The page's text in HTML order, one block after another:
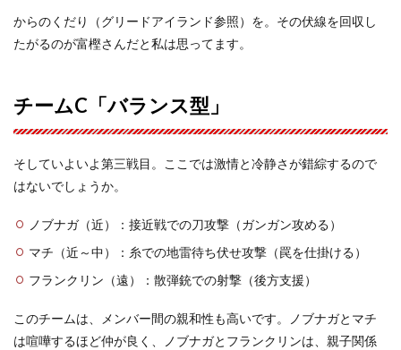
からのくだり（グリードアイランド参照）を。その伏線を回収し
たがるのが富樫さんだと私は思ってます。
チームC「バランス型」
そしていよいよ第三戦目。ここでは激情と冷静さが錯綜するので
はないでしょうか。
ノブナガ（近）：接近戦での刀攻撃（ガンガン攻める）
マチ（近～中）：糸での地雷待ち伏せ攻撃（罠を仕掛ける）
フランクリン（遠）：散弾銃での射撃（後方支援）
このチームは、メンバー間の親和性も高いです。ノブナガとマチ
は喧嘩するほど仲が良く、ノブナガとフランクリンは、親子関係